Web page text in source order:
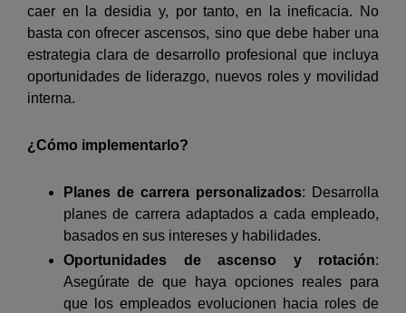
caer en la desidia y, por tanto, en la ineficacia. No
basta con ofrecer ascensos, sino que debe haber una
estrategia clara de desarrollo profesional que incluya
oportunidades de liderazgo, nuevos roles y movilidad
interna.
¿Cómo implementarlo?
Planes de carrera personalizados: Desarrolla
planes de carrera adaptados a cada empleado,
basados en sus intereses y habilidades.
Oportunidades de ascenso y rotación:
Asegúrate de que haya opciones reales para
que los empleados evolucionen hacia roles de